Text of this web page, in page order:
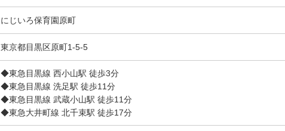
にじいろ保育園原町
東京都目黒区原町1-5-5
◆東急目黒線 西小山駅 徒歩3分
◆東急目黒線 洗足駅 徒歩11分
◆東急目黒線 武蔵小山駅 徒歩11分
◆東急大井町線 北千束駅 徒歩17分